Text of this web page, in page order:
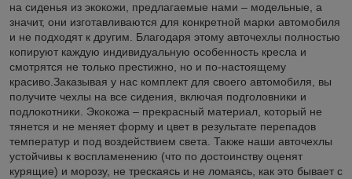
на сиденья из экокожи, предлагаемые нами – модельные, а
значит, они изготавливаются для конкретной марки автомобиля
и не подходят к другим. Благодаря этому авточехлы полностью
копируют каждую индивидуальную особенность кресла и
смотрятся не только престижно, но и по-настоящему
красиво.Заказывая у нас комплект для своего автомобиля, вы
получите чехлы на все сидения, включая подголовники и
подлокотники. Экокожа – прекрасный материал, который не
тянется и не меняет форму и цвет в результате перепадов
температур и под воздействием света. Также наши авточехлы
устойчивы к воспламенению (что по достоинству оценят
курящие) и морозу, не трескаясь и не ломаясь, как это бывает с